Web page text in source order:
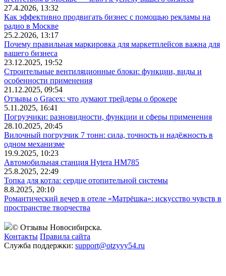
27.4.2026, 13:32
Как эффективно продвигать бизнес с помощью рекламы на
радио в Москве
25.2.2026, 13:17
Почему правильная маркировка для маркетплейсов важна для
вашего бизнеса
23.12.2025, 19:52
Строительные вентиляционные блоки: функции, виды и
особенности применения
21.12.2025, 09:54
Отзывы о Gracex: что думают трейдеры о брокере
5.11.2025, 16:41
Погрузчики: разновидности, функции и сферы применения
28.10.2025, 20:45
Вилочный погрузчик 7 тонн: сила, точность и надёжность в
одном механизме
19.9.2025, 10:23
Автомобильная станция Hytera HM785
25.8.2025, 22:49
Топка для котла: сердце отопительной системы
8.8.2025, 20:10
Романтический вечер в отеле «Матрёшка»: искусство чувств в
пространстве творчества
© Отзывы Новосибирска.
Контакты Правила сайта
Служба поддержки: support@otzyvy54.ru